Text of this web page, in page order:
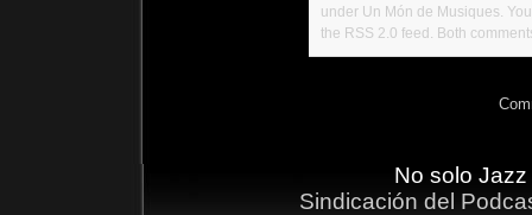
under Un Món de Musiques.
the RSS 2.0 feed. Both
No solo
Sindicación del